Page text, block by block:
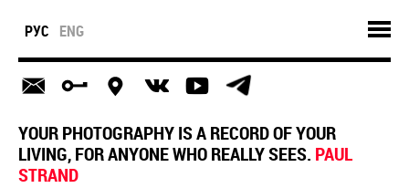
РУС ENG
YOUR PHOTOGRAPHY IS A RECORD OF YOUR
LIVING, FOR ANYONE WHO REALLY SEES. PAUL
STRAND